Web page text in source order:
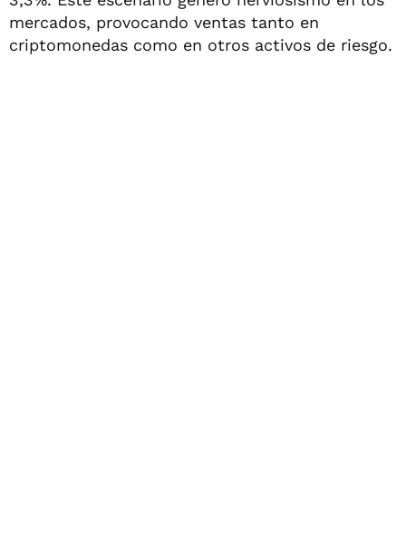
mercados, provocando ventas tanto en
criptomonedas como en otros activos de riesgo.